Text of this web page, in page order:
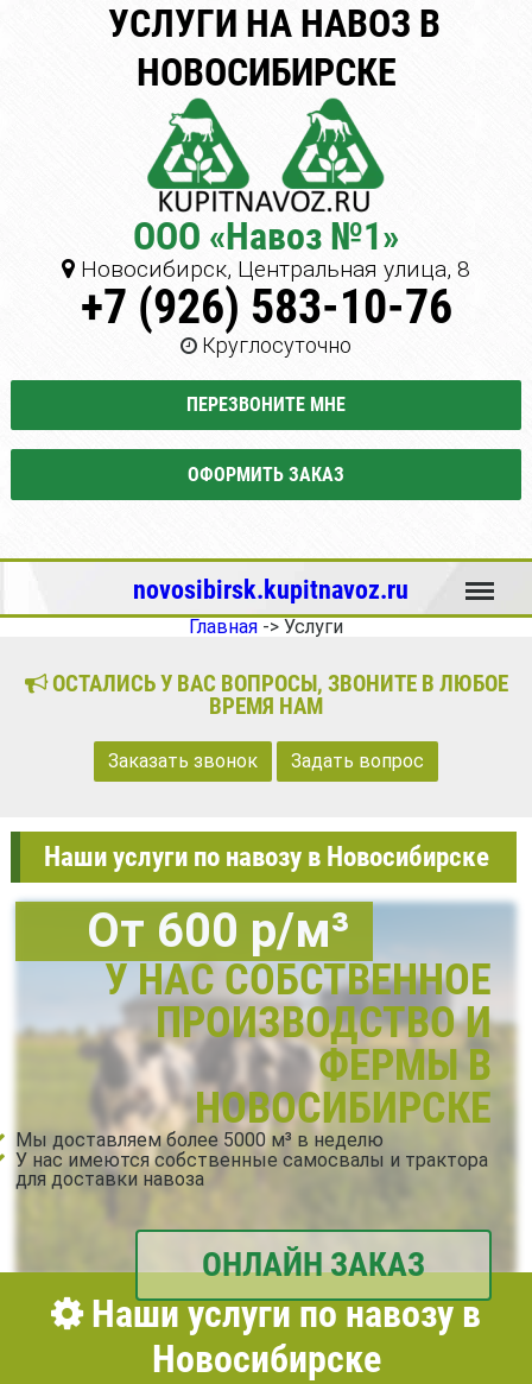
УСЛУГИ НА НАВОЗ В
НОВОСИБИРСКЕ
ООО «Навоз №1»
Новосибирск, Центральная улица, 8
+7 (926) 583-10-76
Круглосуточно
ПЕРЕЗВОНИТЕ МНЕ
ОФОРМИТЬ ЗАКАЗ
novosibirsk.kupitnavoz.ru Меню
Главная -> Услуги
ОСТАЛИСЬ У ВАС ВОПРОСЫ, ЗВОНИТЕ В ЛЮБОЕ
ВРЕМЯ НАМ
Заказать звонок Задать вопрос
Наши услуги по навозу в Новосибирске
От 600 р/м³
У НАС СОБСТВЕННОЕ
ПРОИЗВОДСТВО И
ФЕРМЫ В
НОВОСИБИРСКЕ
Мы доставляем более 5000 м³ в неделю
У нас имеются собственные самосвалы и трактора
для доставки навоза
ОНЛАЙН ЗАКАЗ
Наши услуги по навозу в
Новосибирске